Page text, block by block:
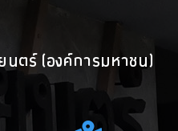
นตร์ (องค์การมหาชน)